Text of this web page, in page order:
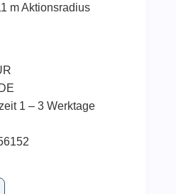
m Aktionsradius
1 – 3 Werktage